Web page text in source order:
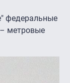
федеральные
метровые